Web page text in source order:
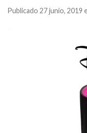
Publicado 27 junio, 2019